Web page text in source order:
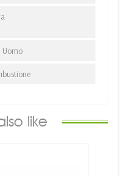
Uomo
like